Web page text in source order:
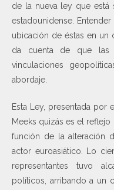
de la nueva ley que
estadounidense.
ubicación de éstas en un
da cuenta de que las
vinculaciones
abordaje.
Esta Ley, presentada por
Meeks quizás es el reflejo
función de la alteración
actor euroasiático. Lo
representantes tuvo
políticos, arribando a un